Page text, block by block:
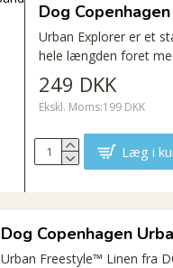
Dog
Urban Explorer er et
hele længden foret
249 DKK
Ekskl. Moms:199 DKK
Læg i
Dog Copenhagen
Urban Freestyle™ Linen fra